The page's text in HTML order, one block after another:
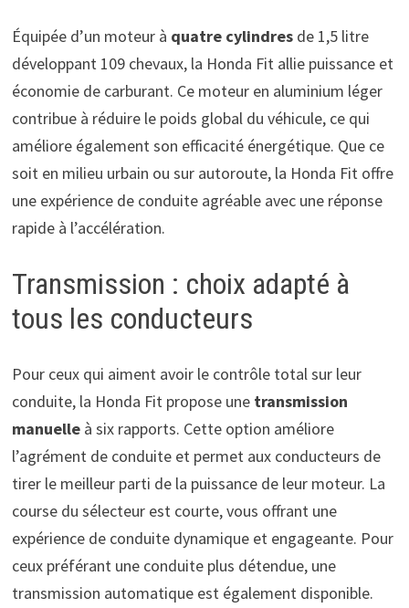
Équipée d’un moteur à quatre cylindresde 1,5 litre
développant 109 chevaux, la Honda Fit allie puissance et
économie de carburant. Ce moteur en aluminium léger
contribue à réduire le poids global du véhicule, ce qui
améliore également son efficacité énergétique. Que ce
soit en milieu urbain ou sur autoroute, la Honda Fit offre
une expérience de conduite agréable avec une réponse
rapide à l’accélération.
Transmission : choix adapté à
tous les conducteurs
Pour ceux qui aiment avoir le contrôle total sur leur
conduite, la Honda Fit propose une transmission
manuelleà six rapports. Cette option améliore
l’agrément de conduite et permet aux conducteurs de
tirer le meilleur parti de la puissance de leur moteur. La
course du sélecteur est courte, vous offrant une
expérience de conduite dynamique et engageante. Pour
ceux préférant une conduite plus détendue, une
transmission automatique est également disponible.